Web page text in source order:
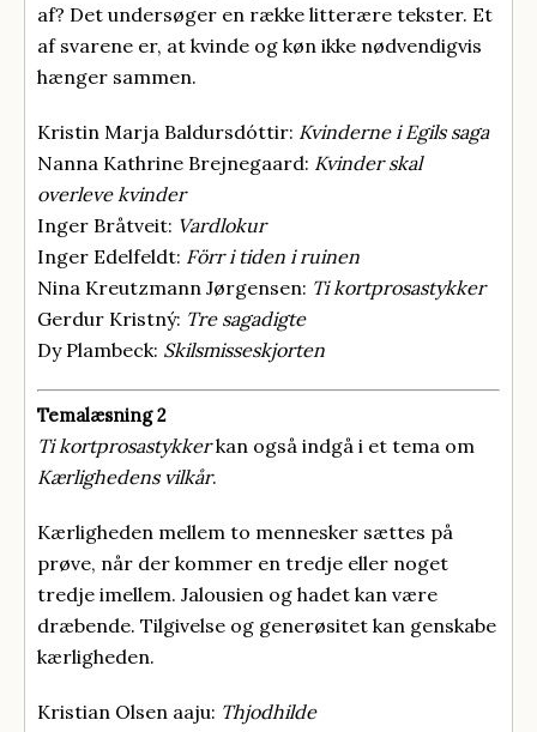
af? Det undersøger en række litterære tekster. Et
af svarene er, at kvinde og køn ikke nødvendigvis
hænger sammen.
Kristin Marja Baldursdóttir: Kvinderne i Egils saga
Nanna Kathrine Brejnegaard: Kvinder skal
overleve kvinder
Inger Bråtveit: Vardlokur
Inger Edelfeldt: Förr i tiden i ruinen
Nina Kreutzmann Jørgensen: Ti kortprosastykker
Gerdur Kristný: Tre sagadigte
Dy Plambeck: Skilsmisseskjorten
Temalæsning 2
Ti kortprosastykkerkan også indgå i et tema om
Kærlighedens vilkår.
Kærligheden mellem to mennesker sættes på
prøve, når der kommer en tredje eller noget
tredje imellem. Jalousien og hadet kan være
dræbende. Tilgivelse og generøsitet kan genskabe
kærligheden.
Kristian Olsen aaju: Thjodhilde